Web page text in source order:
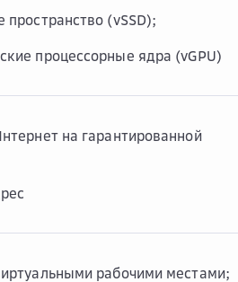
пространство (vSSD);
процессорные ядра (vGPU)
на гарантированной
рабочими местами;